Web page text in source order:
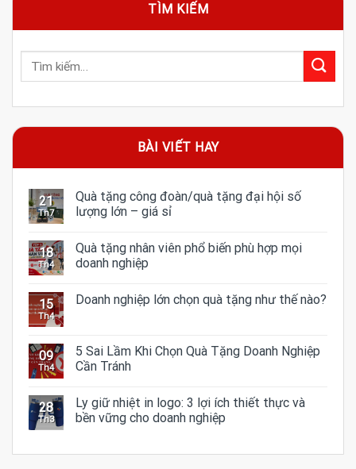
TÌM KIẾM
BÀI VIẾT HAY
21
Th7
Quà tặng công đoàn/quà tặng đại hội số
lượng lớn – giá sỉ
18
Th4
Quà tặng nhân viên phổ biến phù hợp mọi
doanh nghiệp
15
Th4
Doanh nghiệp lớn chọn quà tặng như thế nào?
09
Th4
5 Sai Lầm Khi Chọn Quà Tặng Doanh Nghiệp
Cần Tránh
28
Th3
Ly giữ nhiệt in logo: 3 lợi ích thiết thực và
bền vững cho doanh nghiệp